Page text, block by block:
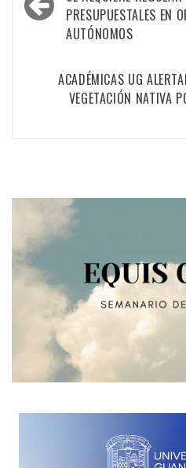
las
PRESUPUESTALES EN
AUTÓNOMOS
ACADÉMICAS UG
VEGETACIÓN NATIVA